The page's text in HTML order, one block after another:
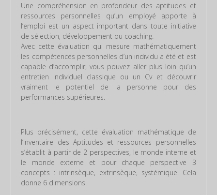
Une compréhension en profondeur des aptitudes et
ressources personnelles qu’un employé apporte à
l’emploi est un aspect important dans toute initiative
de sélection, développement ou coaching.
Avec cette évaluation qui mesure mathématiquement
les compétences personnelles d’un individu a été et est
capable d’accomplir, vous pouvez aller plus loin qu’un
entretien individuel classique ou un Cv et découvrir
vraiment le potentiel de la personne pour des
performances supérieures.
Plus précisément, cette évaluation mathématique de
l’inventaire des Aptitudes et ressources personnelles
s’établit à partir de 2 perspectives, le monde interne et
le monde externe et pour chaque perspective 3
concepts : intrinsèque, extrinsèque, systémique. Cela
donne 6 dimensions.